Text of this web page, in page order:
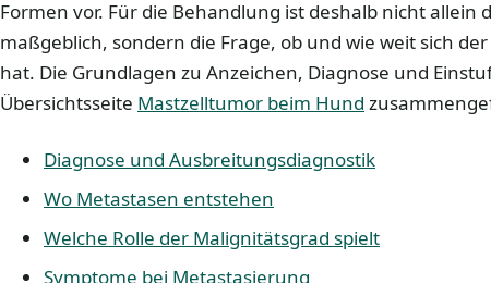
Formen vor. Für die Behandlung ist deshalb nicht allein
maßgeblich, sondern die Frage, ob und wie weit sich
hat. Die Grundlagen zu Anzeichen, Diagnose und
Übersichtsseite Mastzelltumor beim Hund
Diagnose und Ausbreitungsdiagnostik
Wo Metastasen entstehen
Welche Rolle der Malignitätsgrad spielt
Symptome bei Metastasierung